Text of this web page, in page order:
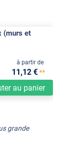
(murs et
au panier
à partir de
11,12 €**
grande